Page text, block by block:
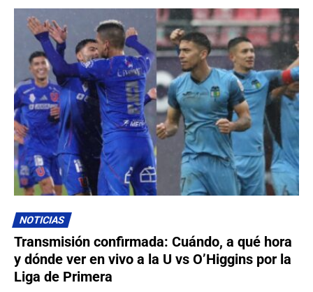
NOTICIAS
Transmisión confirmada: Cuándo, a qué hora
y dónde ver en vivo a la U vs O’Higgins por la
Liga de Primera